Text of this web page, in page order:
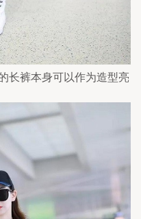
长裤本身可以作为造型亮